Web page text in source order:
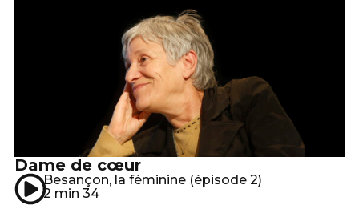
Dame de cœur
Besançon, la féminine (épisode 2)
2 min 34